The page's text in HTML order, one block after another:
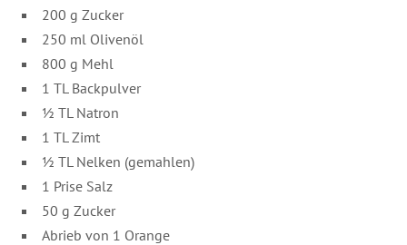
200 g Zucker
250 ml Olivenöl
800 g Mehl
1 TL Backpulver
½ TL Natron
1 TL Zimt
½ TL Nelken (gemahlen)
1 Prise Salz
50 g Zucker
Abrieb von 1 Orange